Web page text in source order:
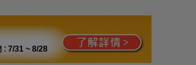
7/31 ~ 8/28